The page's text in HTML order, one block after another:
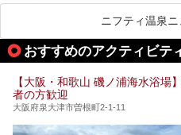
処にいたるまで魅力
ペース、ロウリュウ
が充実した施設も多
今回はそんなサウナ
泉・銭湯・スパを30
ニフティ温泉
おすすめのアクティビテ
【大阪・和歌山 磯ノ浦海水浴場
者の方歓迎
大阪府泉大津市曽根町2-1-11